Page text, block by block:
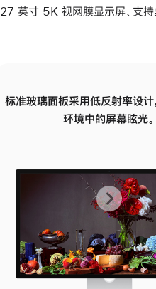
27 英寸 5K 视网膜显示屏、支
标准玻璃面板采用低反射率设计
环境中的屏幕眩光。
上
一
张
图
下
一
张
图